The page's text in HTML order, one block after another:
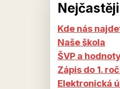
Kde nás
Naše škola
ŠVP a
Zápis do 1.
Elektronická